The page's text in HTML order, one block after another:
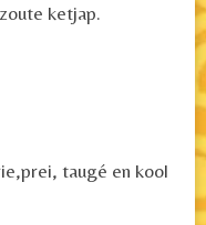
ketjap.
taugé en kool